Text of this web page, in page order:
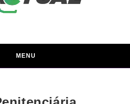
MENU